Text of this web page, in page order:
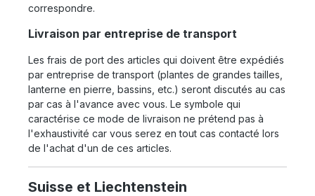
correspondre.
Livraison par entreprise de transport
Les frais de port des articles qui doivent être expédiés
par entreprise de transport (plantes de grandes tailles,
lanterne en pierre, bassins, etc.) seront discutés au cas
par cas à l'avance avec vous. Le symbole qui
caractérise ce mode de livraison ne prétend pas à
l'exhaustivité car vous serez en tout cas contacté lors
de l'achat d'un de ces articles.
Suisse et Liechtenstein